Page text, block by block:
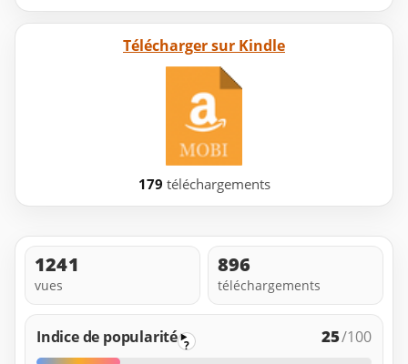
Télécharger sur Kindle
179 téléchargements
1241
vues
896
téléchargements
Indice de popularité ? 25/100